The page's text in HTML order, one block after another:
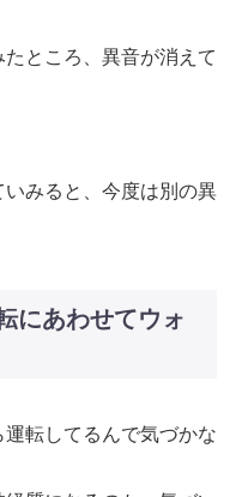
ところ、異音が消えて
みると、今度は別の異
にあわせてウォ
転してるんで気づかな